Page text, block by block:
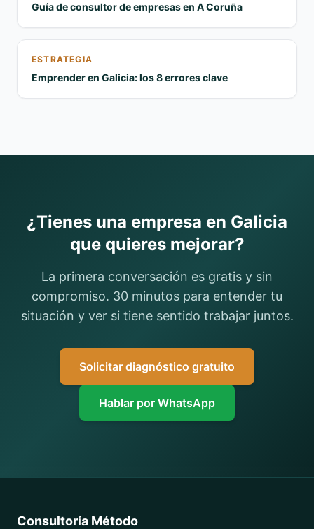
Guía de consultor de empresas en A Coruña
ESTRATEGIA
Emprender en Galicia: los 8 errores clave
¿Tienes una empresa en Galicia
que quieres mejorar?
La primera conversación es gratis y sin
compromiso. 30 minutos para entender tu
situación y ver si tiene sentido trabajar juntos.
Solicitar diagnóstico gratuito
Hablar por WhatsApp
Consultoría Método